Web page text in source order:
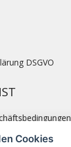
DSGVO
Cookies